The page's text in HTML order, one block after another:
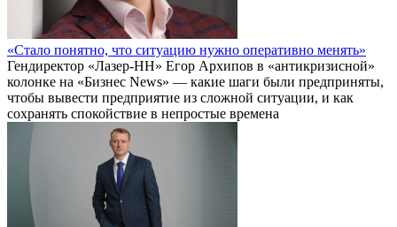
«Стало понятно, что ситуацию нужно оперативно менять»
Гендиректор «Лазер-НН» Егор Архипов в «антикризисной»
колонке на «Бизнес News» — какие шаги были предприняты,
чтобы вывести предприятие из сложной ситуации, и как
сохранять спокойствие в непростые времена